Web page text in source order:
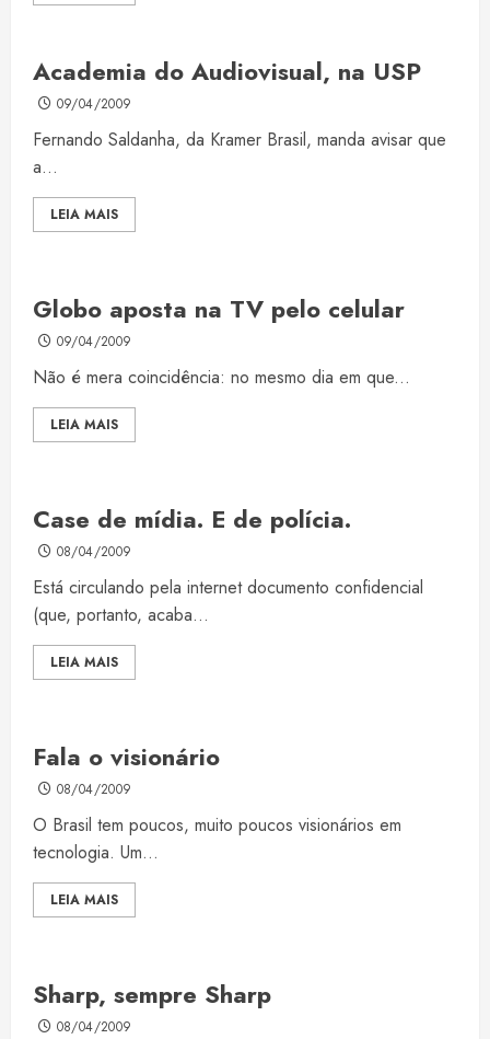
Academia do Audiovisual, na USP
09/04/2009
Fernando Saldanha, da Kramer Brasil, manda avisar que
a...
LEIA MAIS
Globo aposta na TV pelo celular
09/04/2009
Não é mera coincidência: no mesmo dia em que...
LEIA MAIS
Case de mídia. E de polícia.
08/04/2009
Está circulando pela internet documento confidencial
(que, portanto, acaba...
LEIA MAIS
Fala o visionário
08/04/2009
O Brasil tem poucos, muito poucos visionários em
tecnologia. Um...
LEIA MAIS
Sharp, sempre Sharp
08/04/2009